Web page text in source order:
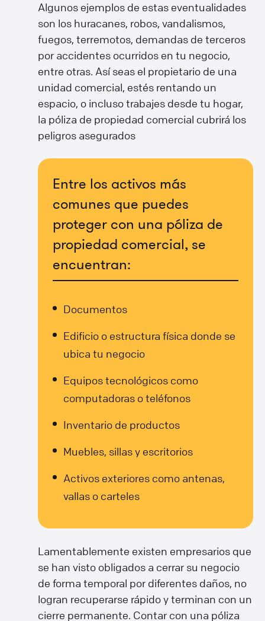
Algunos ejemplos de estas eventualidades
son los huracanes, robos, vandalismos,
fuegos, terremotos, demandas de terceros
por accidentes ocurridos en tu negocio,
entre otras. Así seas el propietario de una
unidad comercial, estés rentando un
espacio, o incluso trabajes desde tu hogar,
la póliza de propiedad comercial cubrirá los
peligros asegurados
Entre los activos más
comunes que puedes
proteger con una póliza de
propiedad comercial, se
encuentran:
Documentos
Edificio o estructura física donde se
ubica tu negocio
Equipos tecnológicos como
computadoras o teléfonos
Inventario de productos
Muebles, sillas y escritorios
Activos exteriores como antenas,
vallas o carteles
Lamentablemente existen empresarios que
se han visto obligados a cerrar su negocio
de forma temporal por diferentes daños, no
logran recuperarse rápido y terminan con un
cierre permanente. Contar con una póliza